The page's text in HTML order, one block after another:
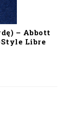
– Abbott
Libre